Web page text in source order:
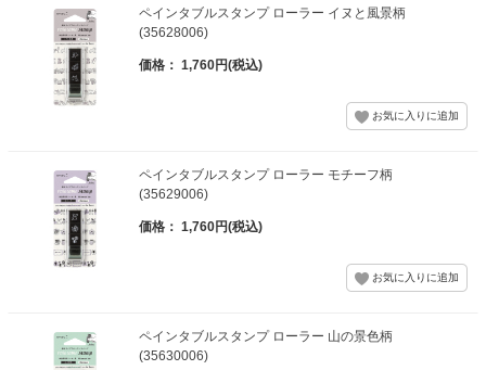
ペインタブルスタンプ ローラー イヌと風景柄
(35628006)
価格： 1,760円(税込)
ペインタブルスタンプ ローラー モチーフ柄
(35629006)
価格： 1,760円(税込)
ペインタブルスタンプ ローラー 山の景色柄
(35630006)